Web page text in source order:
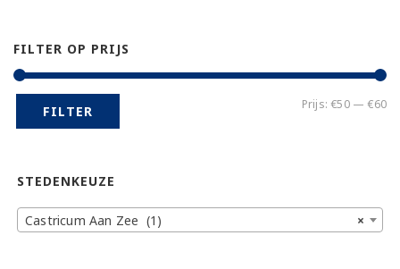
FILTER OP PRIJS
FILTER Prijs:€50—€60
STEDENKEUZE
×
Castricum Aan Zee (1)